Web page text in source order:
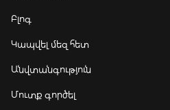
Բլոգ
Կապվել մեզ հետ
Անվտանգություն
Մուտք գործել